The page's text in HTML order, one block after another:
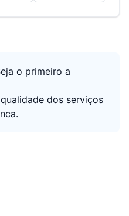
o primeiro a
dos serviços